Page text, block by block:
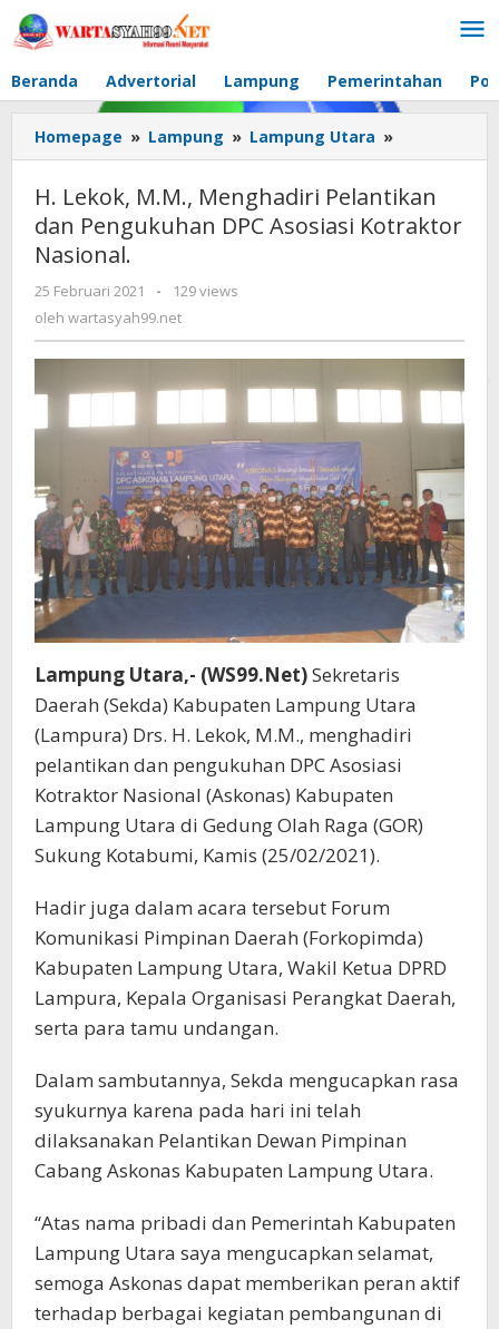
Lewati
ke
Beranda
Advertorial Lampung Pemerintahan
Homepage » Lampung » Lampung Utara »
Lekok,
M.M.,
Menghadiri
Pelantikan
Kotraktor
H. Lekok, M.M., Menghadiri Pelantikan
dan Pengukuhan DPC Asosiasi Kotraktor
Nasional.
25 Februari 2021
oleh
wartasyah99.net
-
129 views
oleh wartasyah99.net
Lampung Utara,- (WS99.Net)Sekretaris
Daerah (Sekda) Kabupaten Lampung Utara
(Lampura) Drs. H. Lekok, M.M., menghadiri
pelantikan dan pengukuhan DPC Asosiasi
Kotraktor Nasional (Askonas) Kabupaten
Lampung Utara di Gedung Olah Raga (GOR)
Sukung Kotabumi, Kamis (25/02/2021).
Hadir juga dalam acara tersebut Forum
Komunikasi Pimpinan Daerah (Forkopimda)
Kabupaten Lampung Utara, Wakil Ketua DPRD
Lampura, Kepala Organisasi Perangkat Daerah,
serta para tamu undangan.
Dalam sambutannya, Sekda mengucapkan rasa
syukurnya karena pada hari ini telah
dilaksanakan Pelantikan Dewan Pimpinan
Cabang Askonas Kabupaten Lampung Utara.
“Atas nama pribadi dan Pemerintah Kabupaten
Lampung Utara saya mengucapkan selamat,
semoga Askonas dapat memberikan peran aktif
terhadap berbagai kegiatan pembangunan di